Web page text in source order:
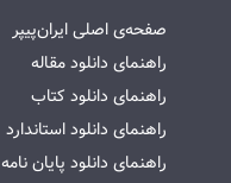
صفحه‌ی اصلی ایران‌پیپر
راهنمای دانلود مقاله
راهنمای دانلود کتاب
راهنمای دانلود استاندارد
راهنمای دانلود پایان نامه